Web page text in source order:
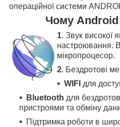
операційної системи
Чому Android
1. Звук високої
настроювання.
мікропроцесор.
2. Бездротові
WIFI для
Bluetooth для
пристроями та обміну
Підтримка роботи в